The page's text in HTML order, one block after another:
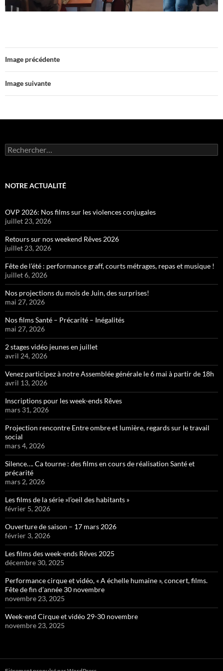
Image précédente
Image suivante
Rechercher :
NOTRE ACTUALITÉ
OVP 2026: Nos films sur les violences conjugales
juillet 23, 2026
Retours sur nos weekend Rêves 2026
juillet 23, 2026
Fête de l’été : performance graff, courts métrages, repas et musique !
juillet 6, 2026
Nos projections du mois de Juin, des surprises!
mai 27, 2026
Nos films Santé – Précarité – Inégalités
mai 27, 2026
2 stages vidéo jeunes en juillet
avril 24, 2026
Venez participez à notre Assemblée générale le 6 mai à partir de 18h
avril 13, 2026
Inscriptions pour les week-ends Rêves
mars 31, 2026
Projection rencontre Entre ombre et lumière, regards sur le travail
social
mars 4, 2026
Silence…. Ca tourne : des films en cours de réalisation Santé et
précarité
mars 2, 2026
Les films de la série »l’oeil des habitants »
février 5, 2026
Ouverture de saison – 17 mars 2026
février 3, 2026
Les films des week-ends Rêves 2025
décembre 30, 2025
Performance cirque et vidéo, « A échelle humaine », concert, films.
Fête de fin d’année 30 novembre
novembre 23, 2025
Week-end Cirque et vidéo 29-30 novembre
novembre 23, 2025